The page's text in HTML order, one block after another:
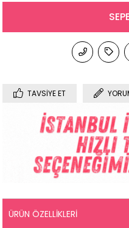
TAVSIYE ET
ÜRÜN ÖZELLIKLERI